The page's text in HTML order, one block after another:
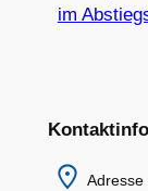
im
Adresse